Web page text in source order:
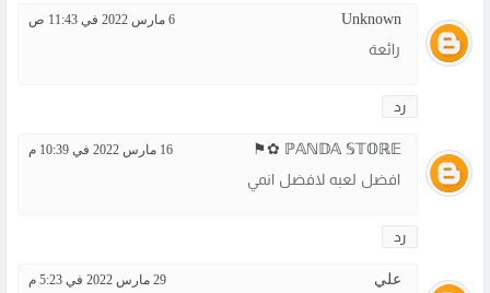
Unknown 6 مارس 2022 في 11:43 ص
رائعة
رد
ℙ𝔸ℕ𝔻𝔸 𝕊𝕋𝕆ℝ𝔼 ✿⚑ 16 مارس 2022 في 10:39 م
افضل لعبه لافضل انمي
رد
علي 29 مارس 2022 في 5:23 م